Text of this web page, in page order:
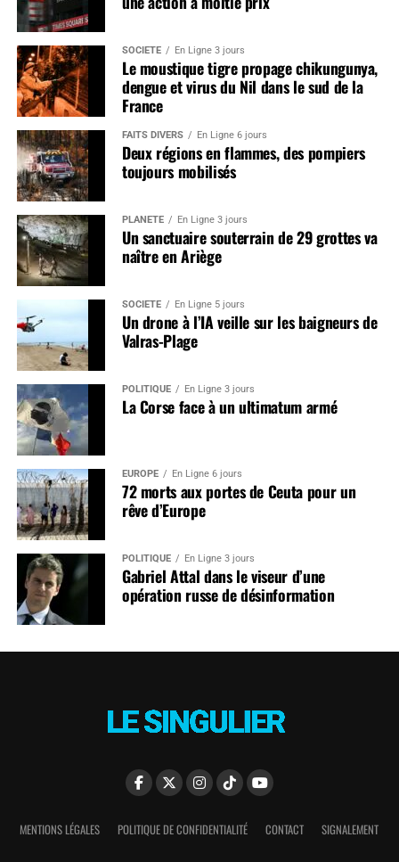
SOCIÉTÉ En Ligne 3 jours
Le moustique tigre propage chikungunya,
dengue et virus du Nil dans le sud de la
France
FAITS DIVERS En Ligne 6 jours
Deux régions en flammes, des pompiers
toujours mobilisés
PLANÈTE En Ligne 3 jours
Un sanctuaire souterrain de 29 grottes va
naître en Ariège
SOCIÉTÉ En Ligne 5 jours
Un drone à l’IA veille sur les baigneurs de
Valras-Plage
POLITIQUE En Ligne 3 jours
La Corse face à un ultimatum armé
EUROPE En Ligne 6 jours
72 morts aux portes de Ceuta pour un
rêve d’Europe
POLITIQUE En Ligne 3 jours
Gabriel Attal dans le viseur d’une
opération russe de désinformation
MENTIONS LÉGALES POLITIQUE DE CONFIDENTIALITÉ CONTACT SIGNALEMENT